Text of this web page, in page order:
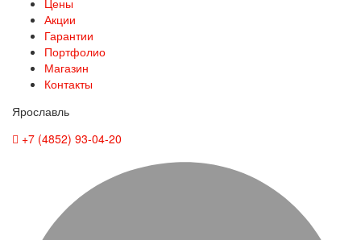
Цены
Акции
Гарантии
Портфолио
Магазин
Контакты
Ярославль
+7 (4852) 93-04-20